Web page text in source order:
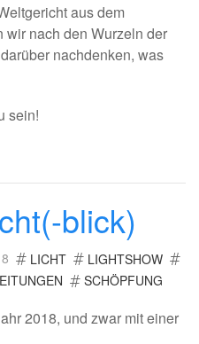
aus dem
wir nach den Wurzeln der
nachdenken, was
sein!
blick)
LICHT
LIGHTSHOW
SCHÖPFUNG
2018, und zwar mit einer